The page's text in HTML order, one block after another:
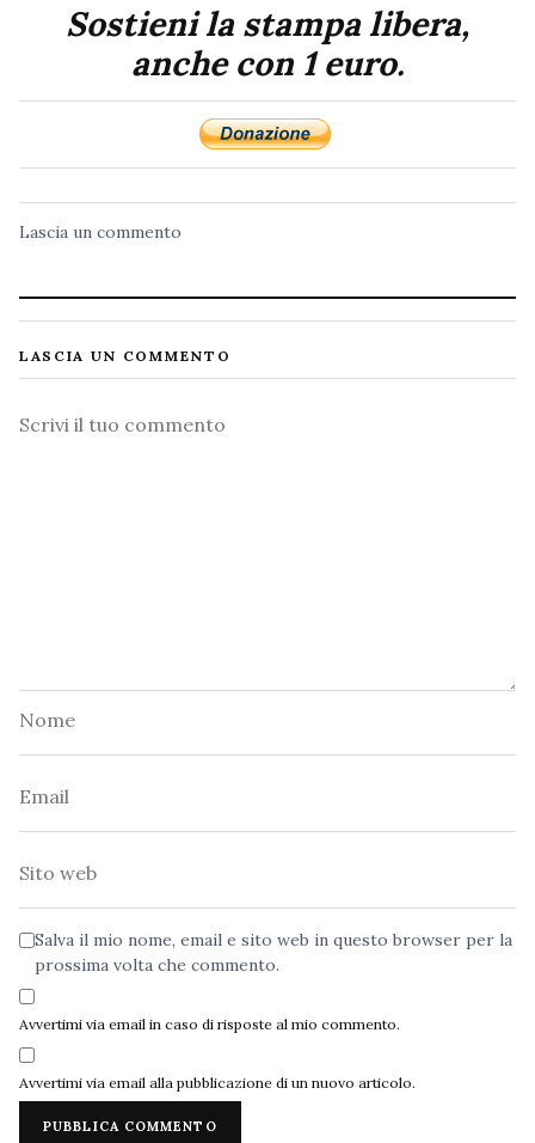
Sostieni la stampa libera,
anche con 1 euro.
Lascia un commento
LASCIA UN COMMENTO
Commento
Salva il mio nome, email e sito web in questo browser per la
prossima volta che commento.
Avvertimi via email in caso di risposte al mio commento.
Avvertimi via email alla pubblicazione di un nuovo articolo.